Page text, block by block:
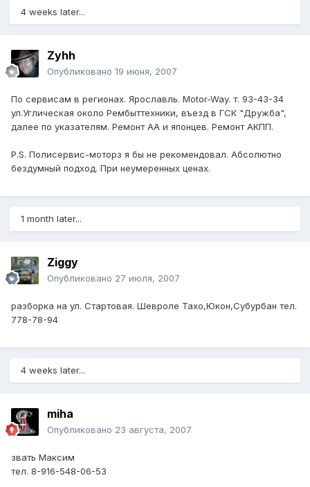
4 weeks later...
Zyhh
Опубликовано 19 июня, 2007
По сервисам в регионах. Ярославль. Motor-Way. т. 93-43-34
ул.Углическая около Рембыттехники, въезд в ГСК "Дружба",
далее по указателям. Ремонт АА и японцев. Ремонт АКПП.
P.S. Полисервис-моторз я бы не рекомендовал. Абсолютно
бездумный подход. При неумеренных ценах.
1 month later...
Ziggy
Опубликовано 27 июля, 2007
разборка на ул. Стартовая. Шевроле Тахо,Юкон,Субурбан тел.
778-78-94
4 weeks later...
miha
Опубликовано 23 августа, 2007
звать Максим
тел. 8-916-548-06-53